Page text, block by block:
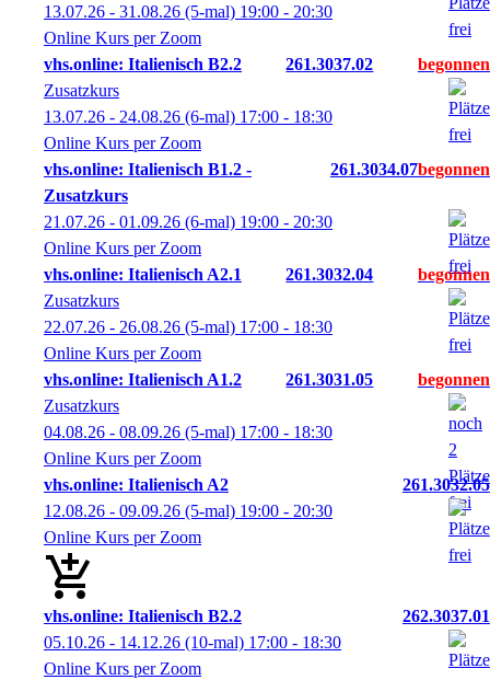
13.07.26 - 31.08.26 (5-mal) 19:00 - 20:30
Online Kurs per Zoom
vhs.online: Italienisch B2.2
261.3037.02
Zusatzkurs
13.07.26 - 24.08.26 (6-mal) 17:00 - 18:30
Online Kurs per Zoom
vhs.online: Italienisch B1.2 -
Zusatzkurs
261.3034.07
21.07.26 - 01.09.26 (6-mal) 19:00 - 20:30
Online Kurs per Zoom
vhs.online: Italienisch A2.1
261.3032.04
Zusatzkurs
22.07.26 - 26.08.26 (5-mal) 17:00 - 18:30
Online Kurs per Zoom
vhs.online: Italienisch A1.2
261.3031.05
Zusatzkurs
04.08.26 - 08.09.26 (5-mal) 17:00 - 18:30
Online Kurs per Zoom
vhs.online: Italienisch A2
261.3032.05
12.08.26 - 09.09.26 (5-mal) 19:00 - 20:30
Online Kurs per Zoom
vhs.online: Italienisch B2.2
262.3037.01
05.10.26 - 14.12.26 (10-mal) 17:00 - 18:30
Online Kurs per Zoom